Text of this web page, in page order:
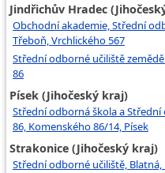
Jindřichův Hradec
Obchodní akademie, Střední
Třeboň, Vrchlického 567
Střední odborné učiliště
86
Písek (Jihočeský kraj)
Střední odborná škola a
86, Komenského 86/14, Písek
Strakonice (Jihočeský kraj)
Střední odborné učiliště, Blatná,